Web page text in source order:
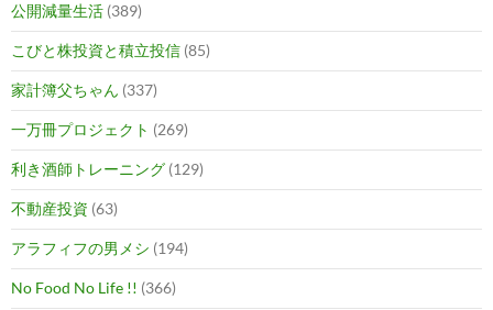
公開減量生活 (389)
こびと株投資と積立投信 (85)
家計簿父ちゃん (337)
一万冊プロジェクト (269)
利き酒師トレーニング (129)
不動産投資 (63)
アラフィフの男メシ (194)
No Food No Life !! (366)